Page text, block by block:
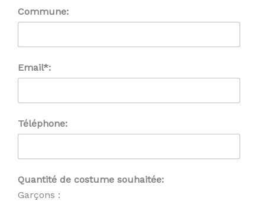
Commune:
Email*:
Téléphone:
Quantité de costume souhaitée:
Garçons :